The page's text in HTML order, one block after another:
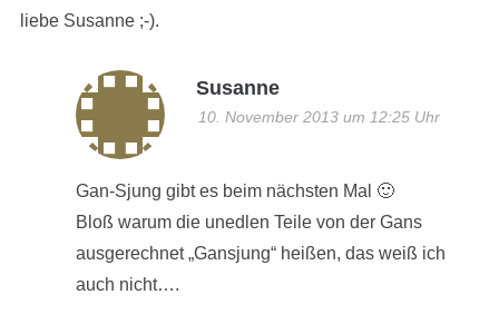
liebe Susanne ;-).
Susanne
10. November 2013 um 12:25 Uhr
Gan-Sjung gibt es beim nächsten Mal 🙂
Bloß warum die unedlen Teile von der Gans
ausgerechnet „Gansjung“ heißen, das weiß ich
auch nicht….